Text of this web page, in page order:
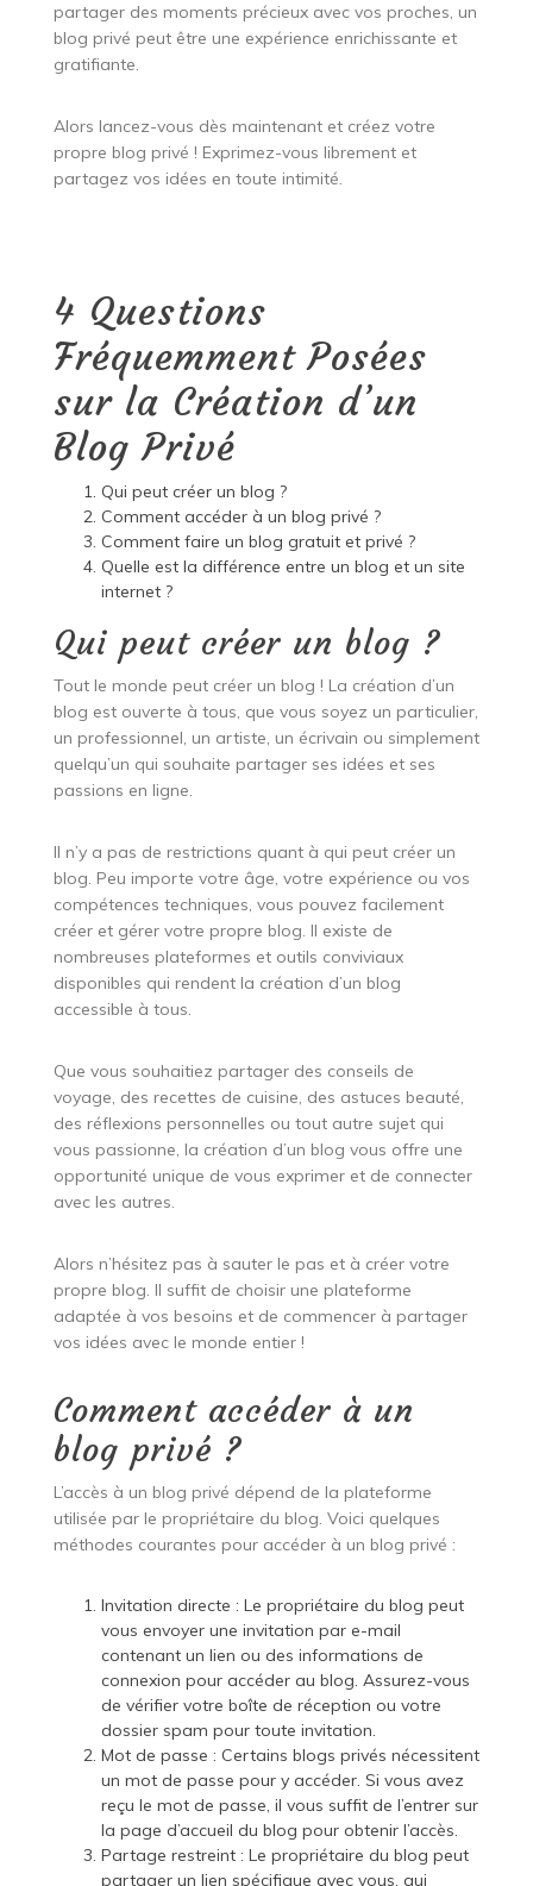
partager des moments précieux avec vos proches, un
blog privé peut être une expérience enrichissante et
gratifiante.
Alors lancez-vous dès maintenant et créez votre
propre blog privé ! Exprimez-vous librement et
partagez vos idées en toute intimité.
4 Questions
Fréquemment Posées
sur la Création d’un
Blog Privé
Qui peut créer un blog ?
Comment accéder à un blog privé ?
Comment faire un blog gratuit et privé ?
Quelle est la différence entre un blog et un site
internet ?
Qui peut créer un blog ?
Tout le monde peut créer un blog ! La création d’un
blog est ouverte à tous, que vous soyez un particulier,
un professionnel, un artiste, un écrivain ou simplement
quelqu’un qui souhaite partager ses idées et ses
passions en ligne.
Il n’y a pas de restrictions quant à qui peut créer un
blog. Peu importe votre âge, votre expérience ou vos
compétences techniques, vous pouvez facilement
créer et gérer votre propre blog. Il existe de
nombreuses plateformes et outils conviviaux
disponibles qui rendent la création d’un blog
accessible à tous.
Que vous souhaitiez partager des conseils de
voyage, des recettes de cuisine, des astuces beauté,
des réflexions personnelles ou tout autre sujet qui
vous passionne, la création d’un blog vous offre une
opportunité unique de vous exprimer et de connecter
avec les autres.
Alors n’hésitez pas à sauter le pas et à créer votre
propre blog. Il suffit de choisir une plateforme
adaptée à vos besoins et de commencer à partager
vos idées avec le monde entier !
Comment accéder à un
blog privé ?
L’accès à un blog privé dépend de la plateforme
utilisée par le propriétaire du blog. Voici quelques
méthodes courantes pour accéder à un blog privé :
Invitation directe : Le propriétaire du blog peut
vous envoyer une invitation par e-mail
contenant un lien ou des informations de
connexion pour accéder au blog. Assurez-vous
de vérifier votre boîte de réception ou votre
dossier spam pour toute invitation.
Mot de passe : Certains blogs privés nécessitent
un mot de passe pour y accéder. Si vous avez
reçu le mot de passe, il vous suffit de l’entrer sur
la page d’accueil du blog pour obtenir l’accès.
Partage restreint : Le propriétaire du blog peut
partager un lien spécifique avec vous, qui